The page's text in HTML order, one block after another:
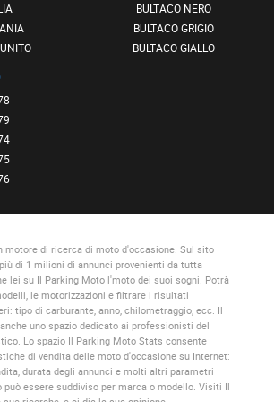
BULTACO NERO
BULTACO GRIGIO
BULTACO GIALLO
motore di ricerca di moto d'occasione. Sul sito
di 1 milioni di annunci provenienti da tutta
lei su Il Parking Motol'moto dei suoi sogni. Potrà
le motorizzazioni e filtrare i risultati
tipo di carburante, anno, chilometraggio, ecc. Il
uno spazio dedicato ai professionisti del
Lo spazio Il Parking Moto Stats consente
di vendita delle moto d'occasione su Internet:
durata degli annunci e molti altri parametri
essere suddiviso per marca o modello. Visiti Il